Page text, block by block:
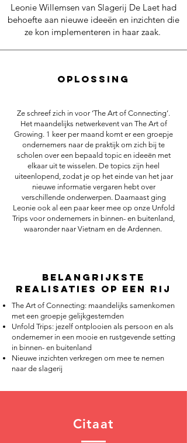
Leonie Willemsen van Slagerij De Laet had
behoefte aan nieuwe ideeën en inzichten die
ze kon implementeren in haar zaak.
oplossing
Ze schreef zich in voor ‘The Art of Connecting’.
Het maandelijks netwerkevent van The Art of
Growing. 1 keer per maand komt er een groepje
ondernemers naar de praktijk om zich bij te
scholen over een bepaald topic en ideeën met
elkaar uit te wisselen. De topics zijn heel
uiteenlopend, zodat je op het einde van het jaar
nieuwe informatie vergaren hebt over
verschillende onderwerpen. Daarnaast ging
Leonie ook al een paar keer mee op onze Unfold
Trips voor ondernemers in binnen- en buitenland,
waaronder naar Vietnam en de Ardennen.
Belangrijkste
realisaties op een rij
The Art of Connecting: maandelijks samenkomen
met een groepje gelijkgestemden
Unfold Trips: jezelf ontplooien als persoon en als
ondernemer in een mooie en rustgevende setting
in binnen- en buitenland
Nieuwe inzichten verkregen om mee te nemen
naar de slagerij
Citaat